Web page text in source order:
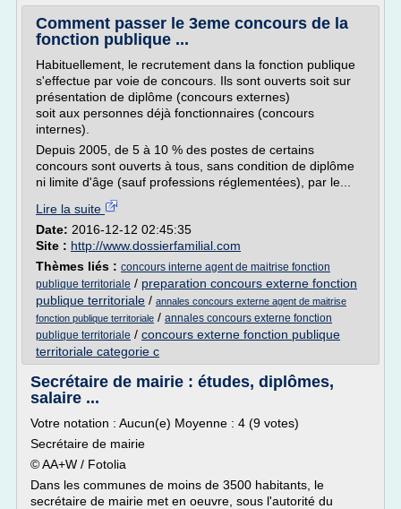
Comment passer le 3eme concours de la
fonction publique ...
Habituellement, le recrutement dans la fonction publique
s'effectue par voie de concours. Ils sont ouverts soit sur
pré­sentation de diplôme (concours externes)
soit aux personnes déjà fonctionnaires (concours
internes).
Depuis 2005, de 5 à 10 % des postes de certains
concours sont ouverts à tous, sans condition de diplôme
ni limite d'âge (sauf professions réglementées), par le...
Lire la suite
Date: 2016-12-12 02:45:35
Site : http://www.dossierfamilial.com
Thèmes liés : concours interne agent de maitrise fonction
publique territoriale / preparation concours externe fonction
publique territoriale / annales concours externe agent de maitrise
fonction publique territoriale / annales concours externe fonction
publique territoriale / concours externe fonction publique
territoriale categorie c
Secrétaire de mairie : études, diplômes,
salaire ...
Votre notation : Aucun(e) Moyenne : 4 (9 votes)
Secrétaire de mairie
© AA+W / Fotolia
Dans les communes de moins de 3500 habitants, le
secrétaire de mairie met en oeuvre, sous l'autorité du